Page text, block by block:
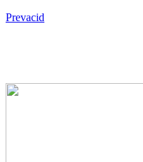
Prevacid